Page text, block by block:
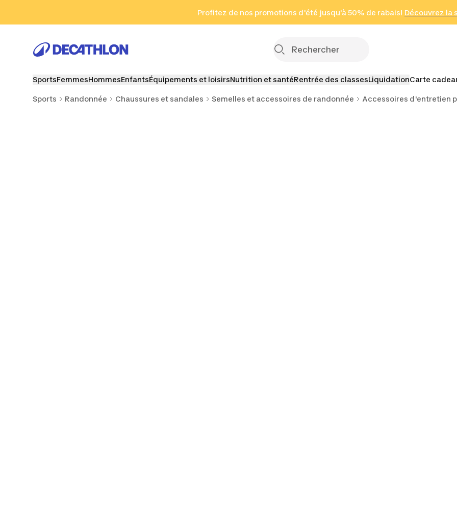
Aller au pied de page
Profitez de nos promotions d'été jusqu'à 50% de rabais! Découvrez la
Cliquez ici
en seulement 2
(Zones sélectionnées)
SportsFemmesHommesEnfantsÉquipements et loisirsNutrition et santéRentrée des classesLiquidationCarte
Sports Randonnée Chaussures et sandales Semelles et accessoires de randonnée Accessoires d'entretien